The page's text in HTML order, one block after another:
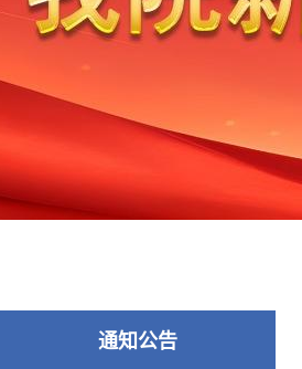
通知公告